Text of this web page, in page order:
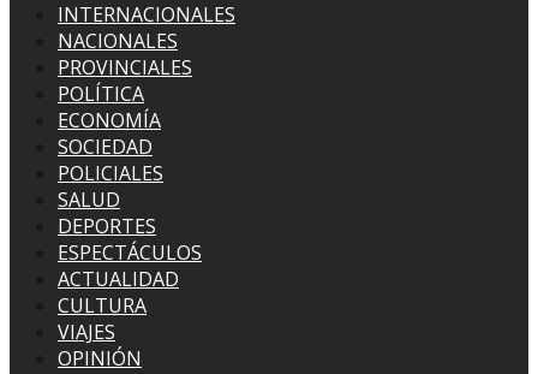
INTERNACIONALES
NACIONALES
PROVINCIALES
POLÍTICA
ECONOMÍA
SOCIEDAD
POLICIALES
SALUD
DEPORTES
ESPECTÁCULOS
ACTUALIDAD
CULTURA
VIAJES
OPINIÓN